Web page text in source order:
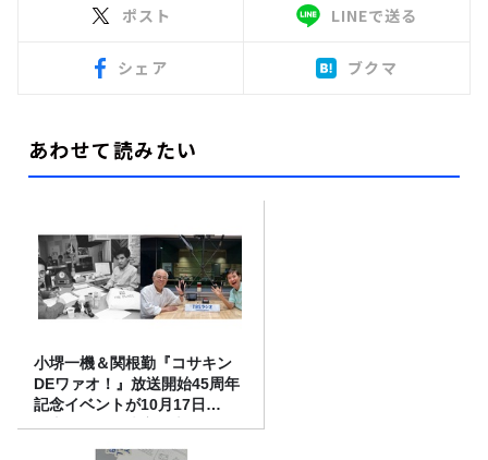
ポスト LINEで送る
シェア ブクマ
あわせて読みたい
小堺一機＆関根勤『コサキン
DEワァオ！』放送開始45周年
記念イベントが10月17日
（土）に開催決定！本日より
FC先行受付スタート！